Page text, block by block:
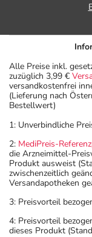
Alle Preise inkl.
zuzüglich 3,99 €
versandkostenfrei
(Lieferung nach
Bestellwert)
1: Unverbindliche
2: MediPreis-
die Arzneimittel-
Produkt ausweist
zwischenzeitlich
Versandapotheken
3: Preisvorteil
4: Preisvorteil
dieses Produkt